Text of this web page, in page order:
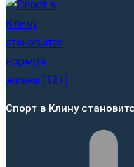
Спорт в Клину